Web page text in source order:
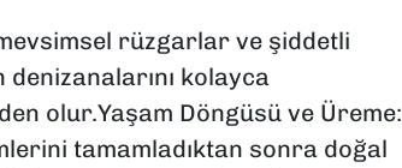
rüzgarlar ve şiddetli
kolayca
olur.Yaşam Döngüsü ve Üreme:
tamamladıktan sonra doğal